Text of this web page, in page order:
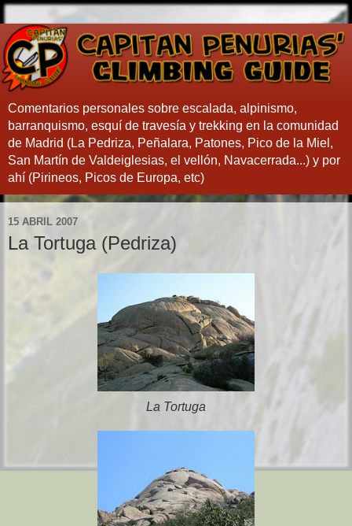
Comentarios personales sobre escalada, alpinismo,
barranquismo, esquí de travesía y trekking en la comunidad
de Madrid (La Pedriza, Peñalara, Patones, Pico de la Miel,
San Martín de Valdeiglesias, el vellón, Navacerrada...) y por
ahí (Pirineos, Picos de Europa, etc)
15 ABRIL 2007
La Tortuga (Pedriza)
La Tortuga